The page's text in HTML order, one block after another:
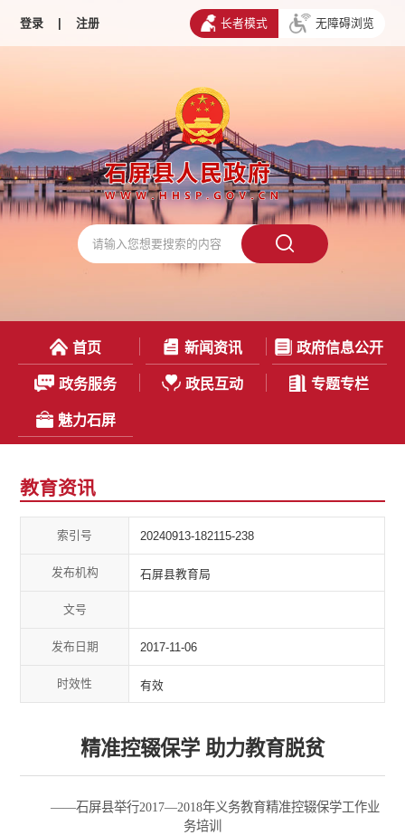
登录 | 注册 长者模式 无障碍浏览
首页 新闻资讯 政府信息公开
政务服务 政民互动 专题专栏
魅力石屏
教育资讯
索引号 20240913-182115-238
发布机构 石屏县教育局
文号
发布日期 2017-11-06
时效性 有效
精准控辍保学 助力教育脱贫
——石屏县举行2017—2018年义务教育精准控辍保学工作业
务培训